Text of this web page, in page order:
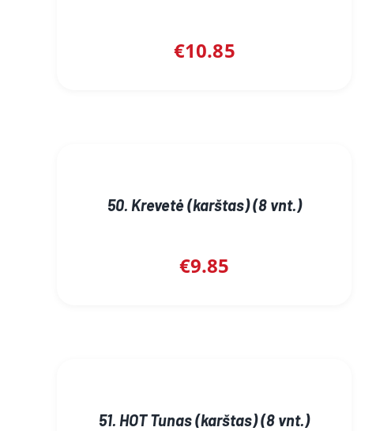
€10.85
50. Krevetė (karštas) (8 vnt.)
€9.85
51. HOT Tunas (karštas) (8 vnt.)